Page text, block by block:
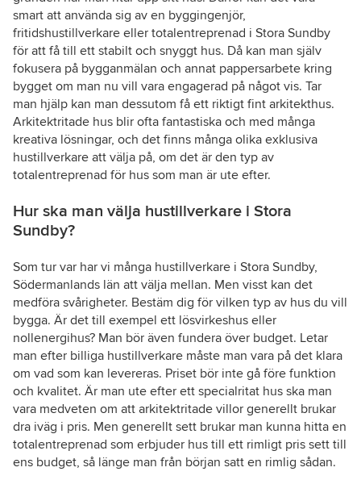
smart att använda sig av en byggingenjör,
fritidshustillverkare eller totalentreprenad i Stora Sundby
för att få till ett stabilt och snyggt hus. Då kan man själv
fokusera på bygganmälan och annat pappersarbete kring
bygget om man nu vill vara engagerad på något vis. Tar
man hjälp kan man dessutom få ett riktigt fint arkitekthus.
Arkitektritade hus blir ofta fantastiska och med många
kreativa lösningar, och det finns många olika exklusiva
hustillverkare att välja på, om det är den typ av
totalentreprenad för hus som man är ute efter.
Hur ska man välja hustillverkare i Stora
Sundby?
Som tur var har vi många hustillverkare i Stora Sundby,
Södermanlands län att välja mellan. Men visst kan det
medföra svårigheter. Bestäm dig för vilken typ av hus du vill
bygga. Är det till exempel ett lösvirkeshus eller
nollenergihus? Man bör även fundera över budget. Letar
man efter billiga hustillverkare måste man vara på det klara
om vad som kan levereras. Priset bör inte gå före funktion
och kvalitet. Är man ute efter ett specialritat hus ska man
vara medveten om att arkitektritade villor generellt brukar
dra iväg i pris. Men generellt sett brukar man kunna hitta en
totalentreprenad som erbjuder hus till ett rimligt pris sett till
ens budget, så länge man från början satt en rimlig sådan.